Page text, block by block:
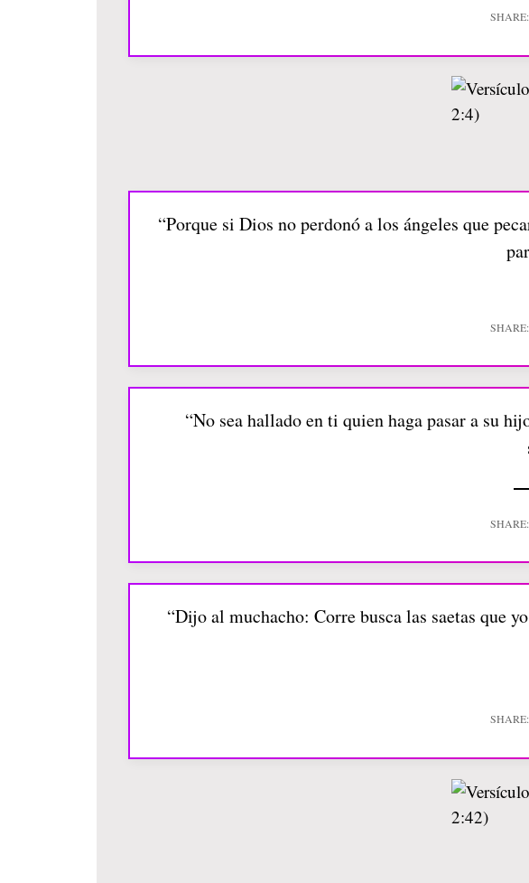
“Porque si Dios no perdonó a los ángeles que
“No sea hallado en ti quien haga pasar a su
“Dijo al muchacho: Corre busca las saetas que